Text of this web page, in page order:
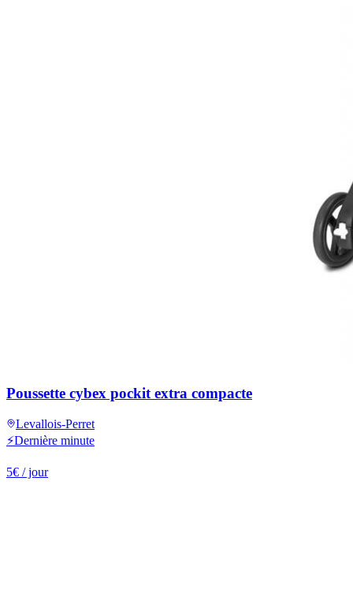
Poussette cybex pockit extra compacte
Levallois-Perret
⚡Dernière minute
5€ / jour